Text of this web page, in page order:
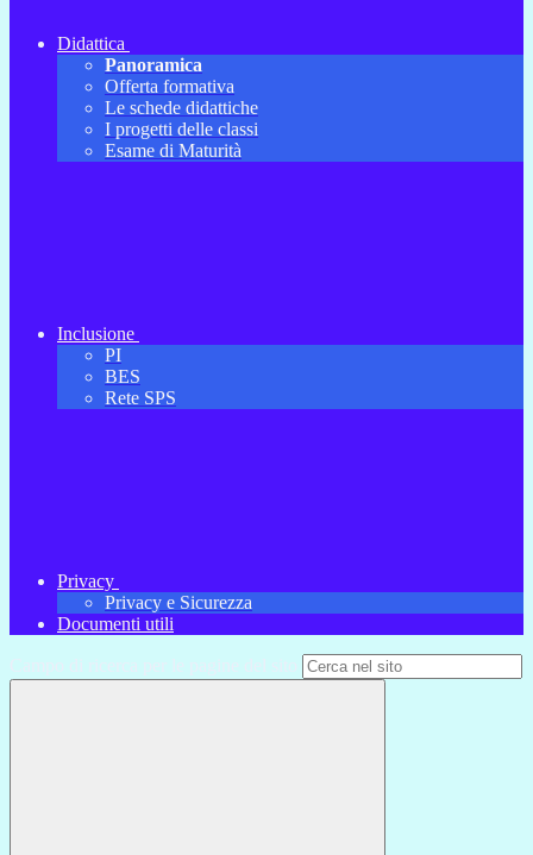
Didattica
Panoramica
Offerta formativa
Le schede didattiche
I progetti delle classi
Esame di Maturità
Inclusione
PI
BES
Rete SPS
Privacy
Privacy e Sicurezza
Documenti utili
Campo di ricerca per le pagine del sito